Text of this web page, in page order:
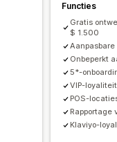
Functies
Gratis
$ 1.500
Onbeperkt
5*-
VIP-
POS-
Rapportage
Klaviyo-